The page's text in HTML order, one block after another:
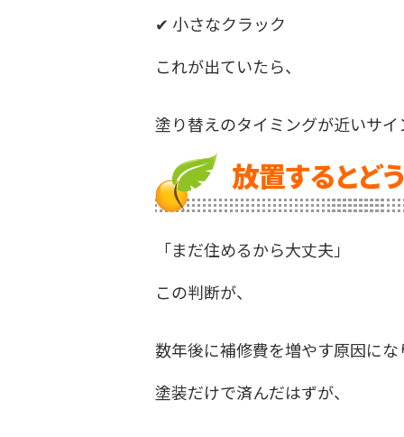
✔ 小さなクラック
これが出ていたら、
塗り替えのタイミングが近いサイ
放置するとど
「まだ住めるから大丈夫」
この判断が、
数年後に補修費を増やす原因にな
塗装だけで済んだはずが、